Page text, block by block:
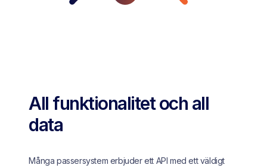
All funktionalitet och all
data
Många passersystem erbjuder ett API med ett väldigt